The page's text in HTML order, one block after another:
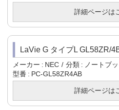
詳細ページは
LaVie G タイプL GL58ZR/
メーカー NEC 分類
ノートブ
型番
PC-GL58ZR4AB
詳細ページは